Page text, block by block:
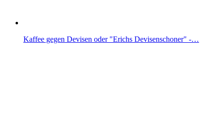
Kaffee gegen Devisen oder "Erichs Devisenschoner" -…